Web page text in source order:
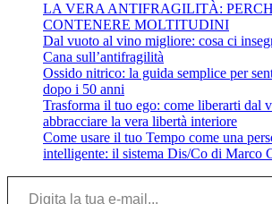
LA VERA ANTIFRAGILITÀ:
CONTENERE MOLTITUDINI
Dal vuoto al vino migliore: cosa ci
Cana sull’antifragilità
Ossido nitrico: la guida semplice per
dopo i 50 anni
Trasforma il tuo ego: come liberarti dal
abbracciare la vera libertà interiore
Come usare il tuo Tempo come una
intelligente: il sistema Dis/Co di Marco
Digita la tua e-mail...